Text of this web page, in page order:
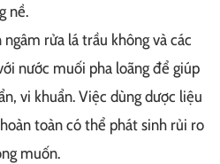
nề.
rửa lá trầu không và các
nước muối pha loãng để giúp
vi khuẩn. Việc dùng dược liệu
toàn có thể phát sinh rủi ro
muốn.